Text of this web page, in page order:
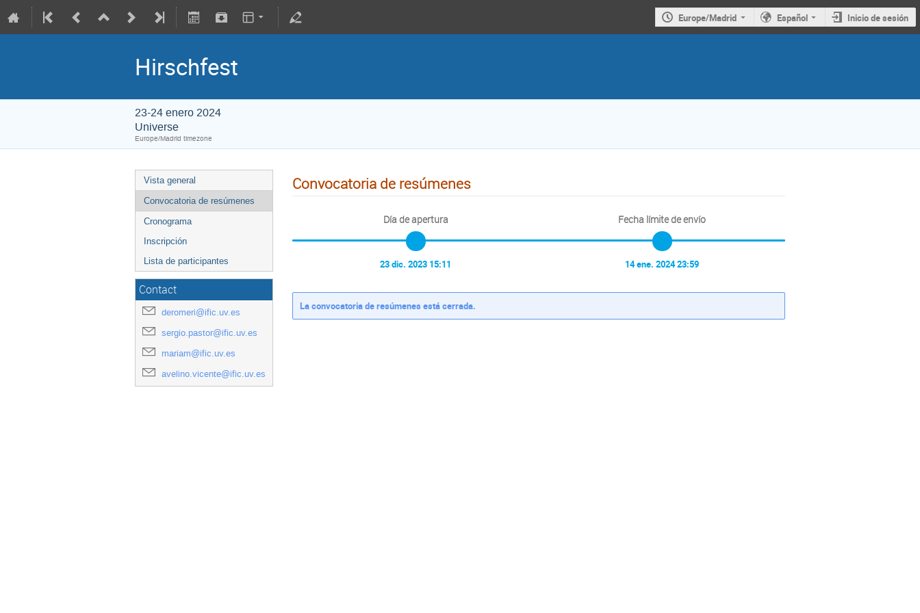
Europe/Madrid Español Inicio de sesión
Hirschfest
23-24 enero 2024
Universe
Europe/Madrid timezone
Vista general
Convocatoria de resúmenes
Cronograma
Inscripción
Lista de participantes
Contact
deromeri@ific.uv.es
sergio.pastor@ific.uv.es
mariam@ific.uv.es
avelino.vicente@ific.uv.es
Convocatoria de resúmenes
Día de apertura
23 dic. 2023 15:11
Fecha límite de envío
14 ene. 2024 23:59
La convocatoria de resúmenes está cerrada.